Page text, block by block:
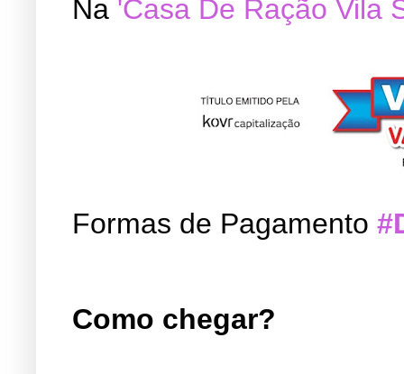
Na 'Casa De Ração Vila
Formas de Pagamento
Como chegar?